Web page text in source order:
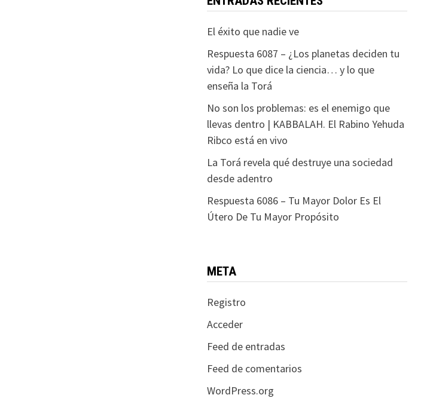
El éxito que nadie ve
Respuesta 6087 – ¿Los planetas deciden tu
vida? Lo que dice la ciencia… y lo que
enseña la Torá
No son los problemas: es el enemigo que
llevas dentro | KABBALAH. El Rabino Yehuda
Ribco está en vivo
La Torá revela qué destruye una sociedad
desde adentro
Respuesta 6086 – Tu Mayor Dolor Es El
Útero De Tu Mayor Propósito
META
Registro
Acceder
Feed de entradas
Feed de comentarios
WordPress.org